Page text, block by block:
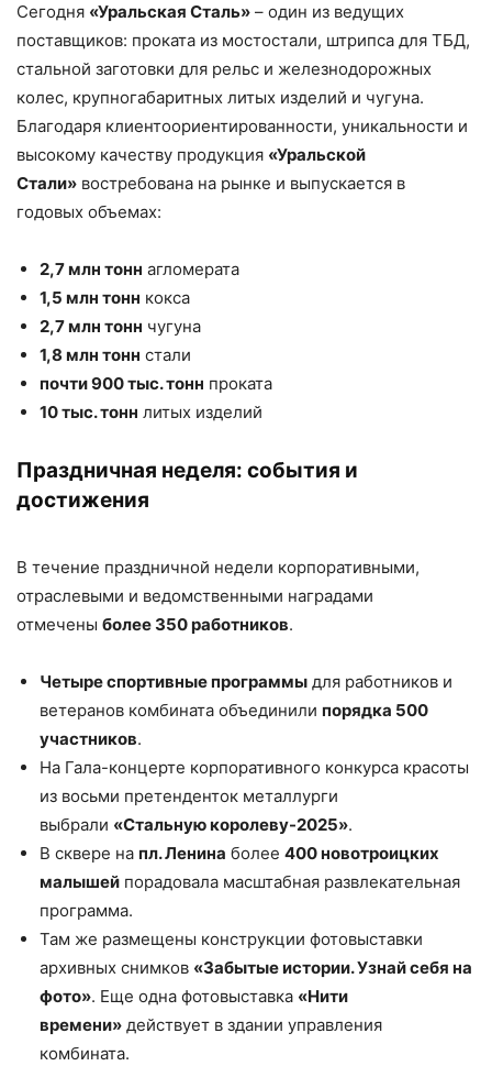
Сегодня «Уральская Сталь» – один из ведущих
поставщиков: проката из мостостали, штрипса для ТБД,
стальной заготовки для рельс и железнодорожных
колес, крупногабаритных литых изделий и чугуна.
Благодаря клиентоориентированности, уникальности и
высокому качеству продукция «Уральской
Стали» востребована на рынке и выпускается в
годовых объемах:
2,7 млн тонн агломерата
1,5 млн тонн кокса
2,7 млн тонн чугуна
1,8 млн тонн стали
почти 900 тыс. тонн проката
10 тыс. тонн литых изделий
Праздничная неделя: события и
достижения
В течение праздничной недели корпоративными,
отраслевыми и ведомственными наградами
отмечены более 350 работников.
Четыре спортивные программы для работников и
ветеранов комбината объединили порядка 500
участников.
На Гала-концерте корпоративного конкурса красоты
из восьми претенденток металлурги
выбрали «Стальную королеву-2025».
В сквере на пл. Ленина более 400 новотроицких
малышей порадовала масштабная развлекательная
программа.
Там же размещены конструкции фотовыставки
архивных снимков «Забытые истории. Узнай себя на
фото». Еще одна фотовыставка «Нити
времени» действует в здании управления
комбината.